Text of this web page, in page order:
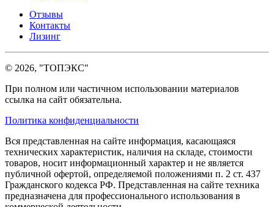
Отзывы
Контакты
Лизинг
© 2026, "ТОПЭКС"
При полном или частичном использовании материалов
ссылка на сайт обязательна.
Политика конфиденциальности
Вся представленная на сайте информация, касающаяся
технических характеристик, наличия на складе, стоимости
товаров, носит информационный характер и не является
публичной офертой, определяемой положениями п. 2 ст. 437
Гражданского кодекса РФ. Представленная на сайте техника
предназначена для профессионального использования в